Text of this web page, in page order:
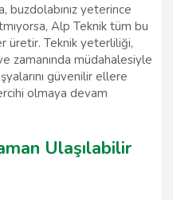
buzdolabınız yeterince
Alp Teknik tüm bu
üretir. Teknik yeterliliği,
zamanında müdahalesiyle
güvenilir ellere
olmaya devam
Ulaşılabilir